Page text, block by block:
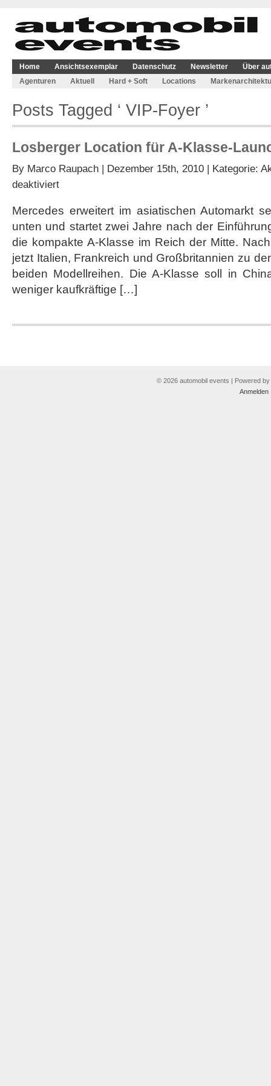
Home Ansichtsexemplar Datenschutz Newsletter
Über
Agenturen
Aktuell Hard + Soft Locations
Posts Tagged ‘ VIP-Foyer ’
Losberger Location für A-Klasse-
By Marco Raupach | Dezember 15th, 2010 | Kategorie:
deaktiviertfür
für
A-
Launch
in
China
Mercedes erweitert im asiatischen Automarkt
unten und startet zwei Jahre nach der
die kompakte A-Klasse im Reich der Mitte.
jetzt Italien, Frankreich und Großbritannien zu
beiden Modellreihen. Die A-Klasse soll in
weniger kaufkräftige […]
© 2026 automobil events | Powered by
Anmelden|